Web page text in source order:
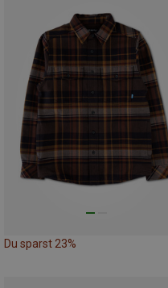
Du sparst 23%